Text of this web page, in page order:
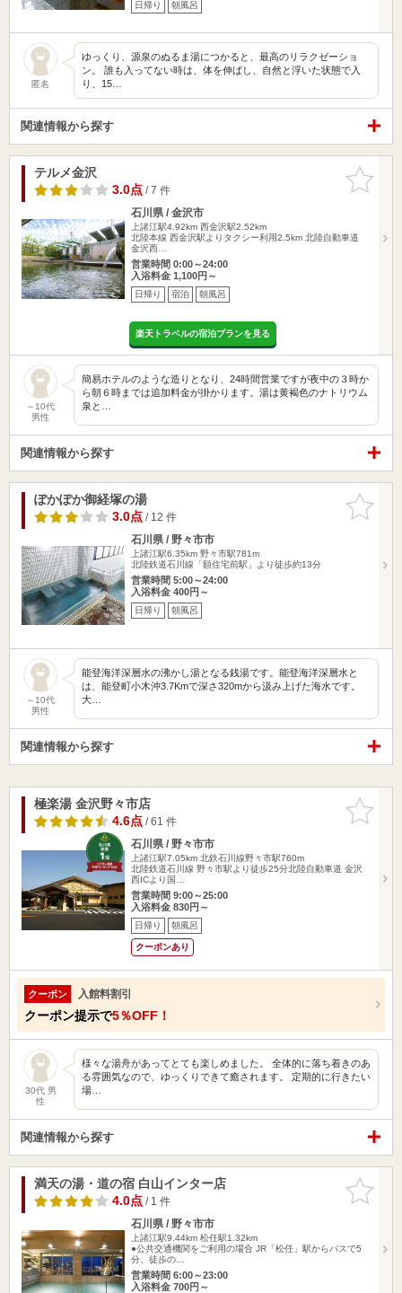
日帰り 朝風呂
匿名
ゆっくり、源泉のぬるま湯につかると、最高のリラクゼーショ
ン。 誰も入ってない時は、体を伸ばし、自然と浮いた状態で入
り、15…
関連情報から探す
お気に入
りに追加
テルメ金沢
3.0点/ 7 件
石川県 / 金沢市
上諸江駅4.92km 西金沢駅2.52km
北陸本線 西金沢駅よりタクシー利用2.5km 北陸自動車道
金沢西…
営業時間 0:00～24:00
入浴料金 1,100円～
日帰り 宿泊 朝風呂
楽天トラベルの宿泊プランを見る
～10代
男性
簡易ホテルのような造りとなり、24時間営業ですが夜中の３時か
ら朝６時までは追加料金が掛かります。湯は黄褐色のナトリウム
泉と…
関連情報から探す
お気に入
りに追加
ぽかぽか御経塚の湯
3.0点/ 12 件
石川県 / 野々市市
上諸江駅6.35km 野々市駅781m
北陸鉄道石川線「額住宅前駅」より徒歩約13分
営業時間 5:00～24:00
入浴料金 400円～
日帰り 朝風呂
～10代
男性
能登海洋深層水の沸かし湯となる銭湯です。能登海洋深層水と
は、能登町小木沖3.7Kmで深さ320mから汲み上げた海水です。
大…
関連情報から探す
お気に入
りに追加
極楽湯 金沢野々市店
4.6点/ 61 件
石川県 / 野々市市
上諸江駅7.05km 北鉄石川線野々市駅760m
北陸鉄道石川線 野々市駅より徒歩25分北陸自動車道 金沢
西ICより国…
営業時間 9:00～25:00
入浴料金 830円～
日帰り 朝風呂
クーポンあり
クーポン 入館料割引
クーポン提示で5％OFF！
30代 男
性
様々な湯舟があってとても楽しめました。 全体的に落ち着きのあ
る雰囲気なので、ゆっくりできて癒されます。 定期的に行きたい
場…
関連情報から探す
お気に入
りに追加
満天の湯・道の宿 白山インター店
4.0点/ 1 件
石川県 / 野々市市
上諸江駅9.44km 松任駅1.32km
●公共交通機関をご利用の場合 JR「松任」駅からバスで5
分、徒歩の…
営業時間 6:00～23:00
入浴料金 700円～